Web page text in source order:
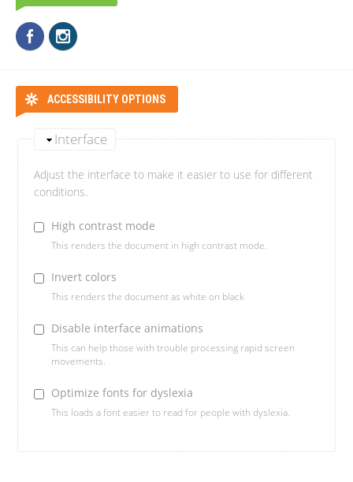
ACCESSIBILITY OPTIONS
Interface
Adjust the interface to make it easier to use for different
conditions.
High contrast mode
This renders the document in high contrast mode.
Invert colors
This renders the document as white on black
Disable interface animations
This can help those with trouble processing rapid screen
movements.
Optimize fonts for dyslexia
This loads a font easier to read for people with dyslexia.